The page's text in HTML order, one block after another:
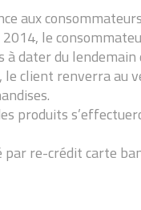
aux
le
dater du lendemain
le client renverra
produits
re-crédit carte